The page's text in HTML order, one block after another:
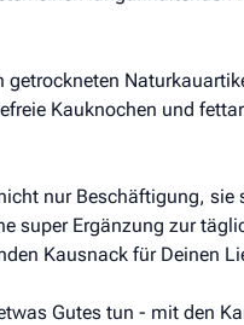
Kauknochen und
nur Beschäftigung,
super Ergänzung zur
Kausnack für Deinen
Gutes tun - mit den